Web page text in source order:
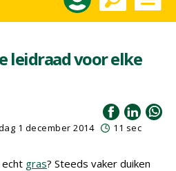
leidraad voor elke
1 december 2014 11 sec
gras? Steeds vaker duiken